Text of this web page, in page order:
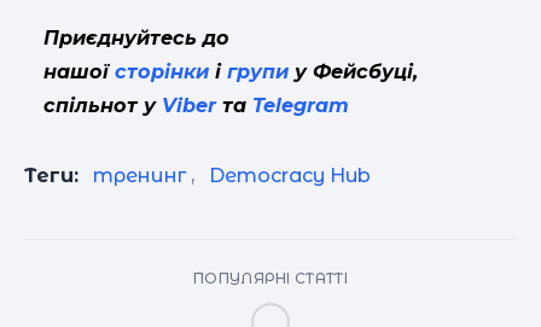
Приєднуйтесь до
нашої сторінки і групи у Фейсбуці,
спільнот у Viberта Telegram
Теги: тренинг , Democracy Hub
ПОПУЛЯРНІ СТАТТІ